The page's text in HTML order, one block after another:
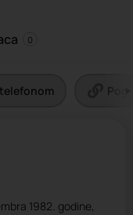
0
1982. godine,